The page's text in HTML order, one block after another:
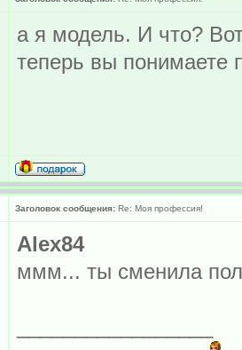
а я модель. И что?
теперь вы понимаете
Заголовок сообщения: Re: Моя профессия!
Alex84
ммм... ты сменила